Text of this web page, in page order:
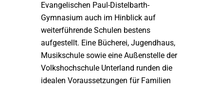
Evangelischen Paul-Distelbarth-
Gymnasium auch im Hinblick auf
weiterführende Schulen bestens
aufgestellt. Eine Bücherei, Jugendhaus,
Musikschule sowie eine Außenstelle der
Volkshochschule Unterland runden die
idealen Voraussetzungen für Familien